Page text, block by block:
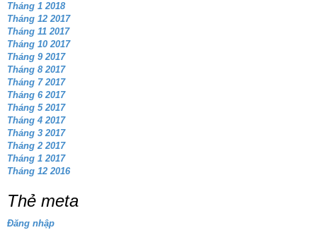
Tháng 1 2018
Tháng 12 2017
Tháng 11 2017
Tháng 10 2017
Tháng 9 2017
Tháng 8 2017
Tháng 7 2017
Tháng 6 2017
Tháng 5 2017
Tháng 4 2017
Tháng 3 2017
Tháng 2 2017
Tháng 1 2017
Tháng 12 2016
Thẻ meta
Đăng nhập